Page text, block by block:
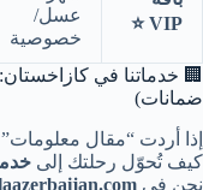
VIP ⭐
عسل/
خصوصية
🏢 خدماتنا في
ضمانات)
إذا أردت “مقال
كيف تُحوّل رحلتك إلى
نحن في